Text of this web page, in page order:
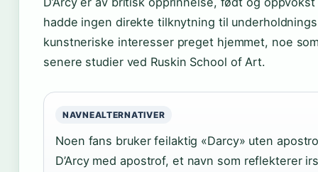
hadde ingen direkte tilknytning til
kunstneriske interesser preget hjemmet, noe
senere studier ved Ruskin School of Art.
NAVNEALTERNATIVER
Noen fans bruker feilaktig «Darcy» uten
D’Arcy med apostrof, et navn som reflekterer